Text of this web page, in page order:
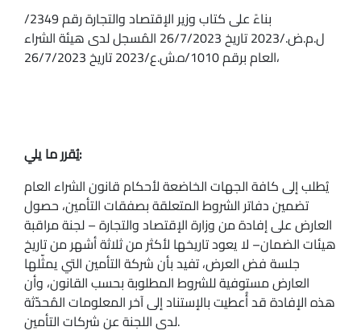
بناءً على كتاب وزير الإقتصاد والتجارة رقم 2349/
ل.م.ض./2023 تاريخ 26/7/2023 المُسجل لدى هيئة الشراء
العام برقم 1010/ه.ش.ع/2023 تاريخ 26/7/2023،
يُقرر ما يلي:
يُطلب إلى كافة الجهات الخاضعة لأحكام قانون الشراء العام
تضمين دفاتر الشروط المتعلقة بصفقات التأمين، حصول
العارض على إفادة من وزارة الإقتصاد والتجارة – لجنة مراقبة
هيئات الضمان– لا يعود تاريخها لأكثر من ثلاثة أشهر من تاريخ
جلسة فض العرض، تفيد بأن شركة التأمين التي يمثّلها
العارض مستوفية للشروط المطلوبة بحسب القانون، وأن
هذه الإفادة قد أُعطيت بالإستناد إلى آخر المعلومات المُحدّثة
لدى اللجنة عن شركات التأمين.